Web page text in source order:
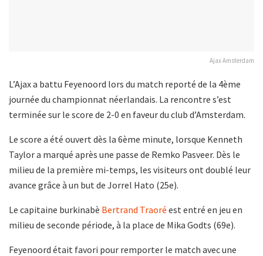
Ajax Amsterdam
L’Ajax a battu Feyenoord lors du match reporté de la 4ème
journée du championnat néerlandais. La rencontre s’est
terminée sur le score de 2-0 en faveur du club d’Amsterdam.
Le score a été ouvert dès la 6ème minute, lorsque Kenneth
Taylor a marqué après une passe de Remko Pasveer. Dès le
milieu de la première mi-temps, les visiteurs ont doublé leur
avance grâce à un but de Jorrel Hato (25e).
Le capitaine burkinabè Bertrand Traoré est entré en jeu en
milieu de seconde période, à la place de Mika Godts (69e).
Feyenoord était favori pour remporter le match avec une